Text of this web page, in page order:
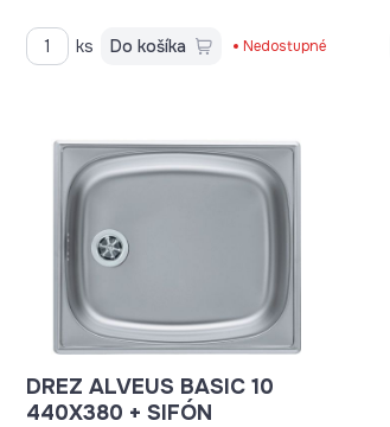
ks Do košíka Nedostupné
DREZ ALVEUS BASIC 10
440X380 + SIFÓN